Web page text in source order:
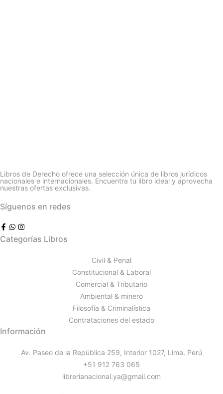
Libros de Derecho ofrece una selección única de libros jurídicos
nacionales e internacionales. Encuentra tu libro ideal y aprovecha
nuestras ofertas exclusivas.
Síguenos en redes
Categorías Libros
Civil & Penal
Constitucional & Laboral
Comercial & Tributario
Ambiental & minero
Filosofía & Criminalística
Contrataciones del estado
Información
Av. Paseo de la República 259, Interior 1027, Lima, Perú
+51 912 763 065
librerianacional.ya@gmail.com